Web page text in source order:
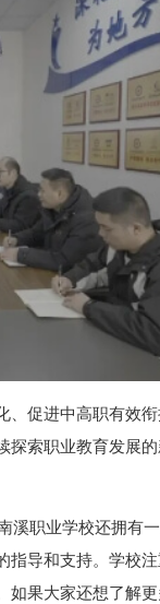
促进中高职有效
索职业教育发展
溪职业学校还拥有
导和支持。学校
如果大家还想了解